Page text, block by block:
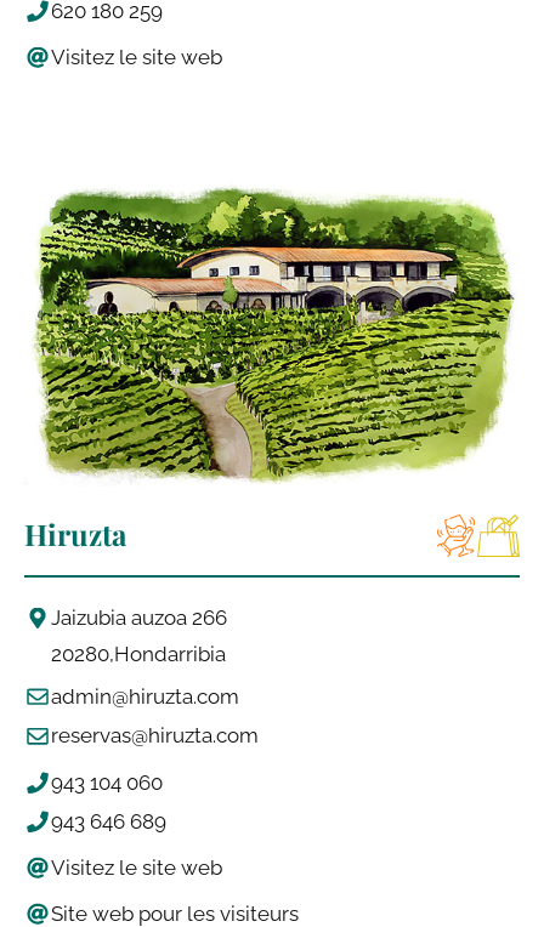
620 180 259
Visitez le site web
Hiruzta
Jaizubia auzoa 266
20280 Hondarribia
admin@hiruzta.com
reservas@hiruzta.com
943 104 060
943 646 689
Visitez le site web
Site web pour les visiteurs